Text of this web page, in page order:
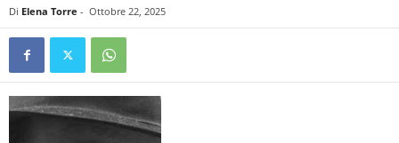
Di Elena Torre - Ottobre 22, 2025